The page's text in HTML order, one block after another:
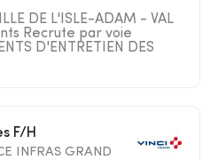
DE L'ISLE-ADAM - VAL
Recrute par voie
D'ENTRETIEN DES
F/H
INFRAS GRAND